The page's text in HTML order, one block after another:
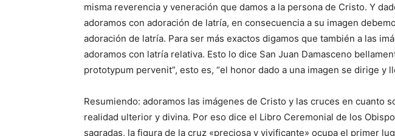
misma reverencia y veneración que damos a la persona de Cristo. Y
adoramos con adoración de latría, en consecuencia a su imagen
adoración de latría. Para ser más exactos digamos que también a las
adoramos con latría relativa. Esto lo dice San Juan Damasceno
prototypum pervenit”, esto es, “el honor dado a una imagen se dirige y
Resumiendo: adoramos las imágenes de Cristo y las cruces en cuanto
realidad ulterior y divina. Por eso dice el Libro Ceremonial de los
sagradas, la figura de la cruz «preciosa y vivificante» ocupa el primer